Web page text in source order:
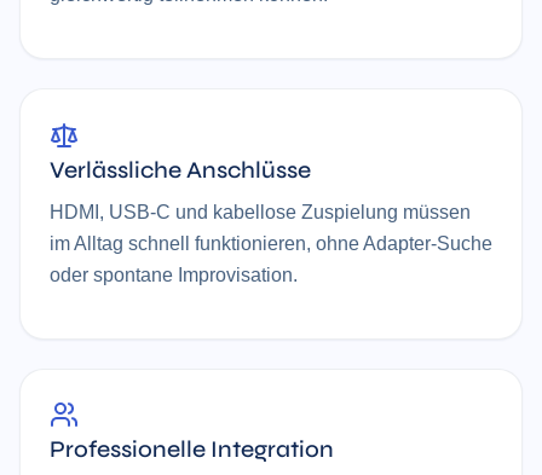
Verlässliche Anschlüsse
HDMI, USB-C und kabellose Zuspielung müssen
im Alltag schnell funktionieren, ohne Adapter-Suche
oder spontane Improvisation.
Professionelle Integration